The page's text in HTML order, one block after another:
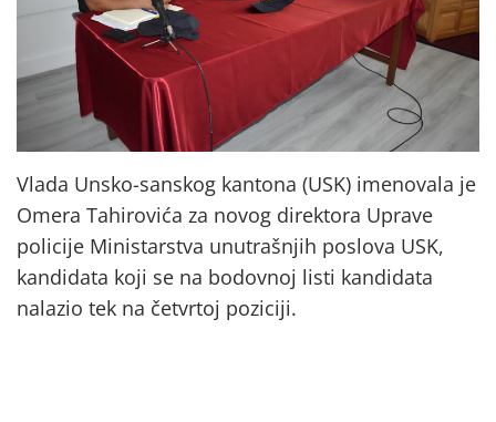
Vlada Unsko-sanskog kantona (USK) imenovala je
Omera Tahirovića za novog direktora Uprave
policije Ministarstva unutrašnjih poslova USK,
kandidata koji se na bodovnoj listi kandidata
nalazio tek na četvrtoj poziciji.